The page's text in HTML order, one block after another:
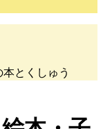
とくしゅう